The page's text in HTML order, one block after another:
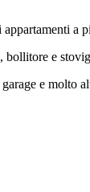
bollitore e
e molto